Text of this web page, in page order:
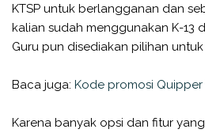
KTSP untuk berlangganan dan
kalian sudah menggunakan K-13
Guru pun disediakan pilihan
Baca juga: Kode promosi Quipper
Karena banyak opsi dan fitur